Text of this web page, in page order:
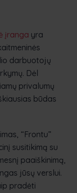
įranga yra
darbuotojų
Dėl
privalumų
būdas
“Frontu”
susitikimą su
paaiškinimą,
jūsų verslui.
pradėti